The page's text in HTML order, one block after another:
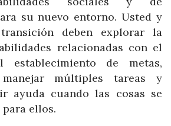
su nuevo entorno. Usted y
deben explorar la
relacionadas con el
establecimiento de metas,
múltiples tareas y
ayuda cuando las cosas se
ellos.